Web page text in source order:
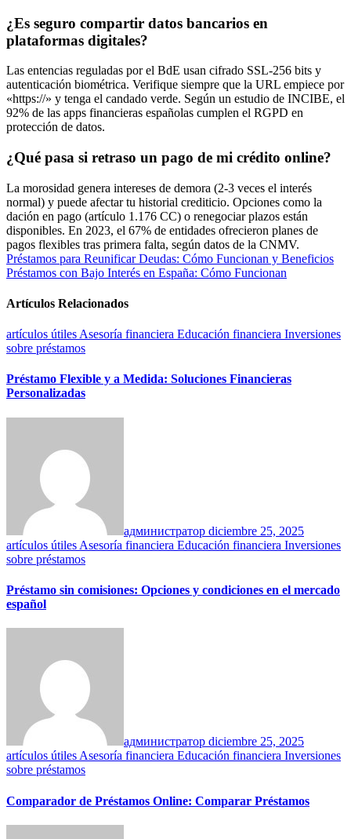
¿Es seguro compartir datos bancarios en
plataformas digitales?
Las entencias reguladas por el BdE usan cifrado SSL-256 bits y
autenticación biométrica. Verifique siempre que la URL empiece por
«https://» y tenga el candado verde. Según un estudio de INCIBE, el
92% de las apps financieras españolas cumplen el RGPD en
protección de datos.
¿Qué pasa si retraso un pago de mi crédito online?
La morosidad genera intereses de demora (2-3 veces el interés
normal) y puede afectar tu historial crediticio. Opciones como la
dación en pago (artículo 1.176 CC) o renegociar plazos están
disponibles. En 2023, el 67% de entidades ofrecieron planes de
pagos flexibles tras primera falta, según datos de la CNMV.
Navegación
de
entradas
Préstamos para Reunificar Deudas: Cómo Funcionan y Beneficios
Préstamos con Bajo Interés en España: Cómo Funcionan
Artículos Relacionados
artículos útiles Asesoría financiera Educación financiera Inversiones
sobre préstamos
Préstamo Flexible y a Medida: Soluciones Financieras
Personalizadas
администратор diciembre 25, 2025
artículos útiles Asesoría financiera Educación financiera Inversiones
sobre préstamos
Préstamo sin comisiones: Opciones y condiciones en el mercado
español
администратор diciembre 25, 2025
artículos útiles Asesoría financiera Educación financiera Inversiones
sobre préstamos
Comparador de Préstamos Online: Comparar Préstamos